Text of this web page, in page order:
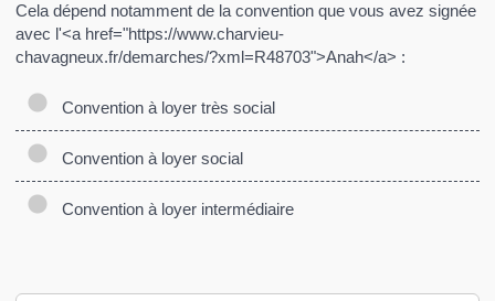
Cela dépend notamment de la convention que vous avez signée
avec l'<a href="https://www.charvieu-
chavagneux.fr/demarches/?xml=R48703">Anah</a> :
Convention à loyer très social
Convention à loyer social
Convention à loyer intermédiaire